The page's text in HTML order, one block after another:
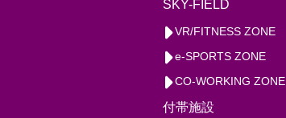
SKY-FIELD
VR/FITNESS ZONE
e-SPORTS ZONE
CO-WORKING ZONE
付帯施設